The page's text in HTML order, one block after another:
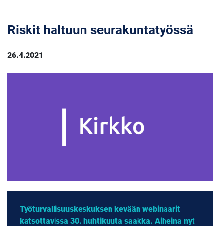
Riskit haltuun seurakuntatyössä
26.4.2021
Työturvallisuuskeskuksen kevään webinaarit
katsottavissa 30. huhtikuuta saakka. Aiheina nyt